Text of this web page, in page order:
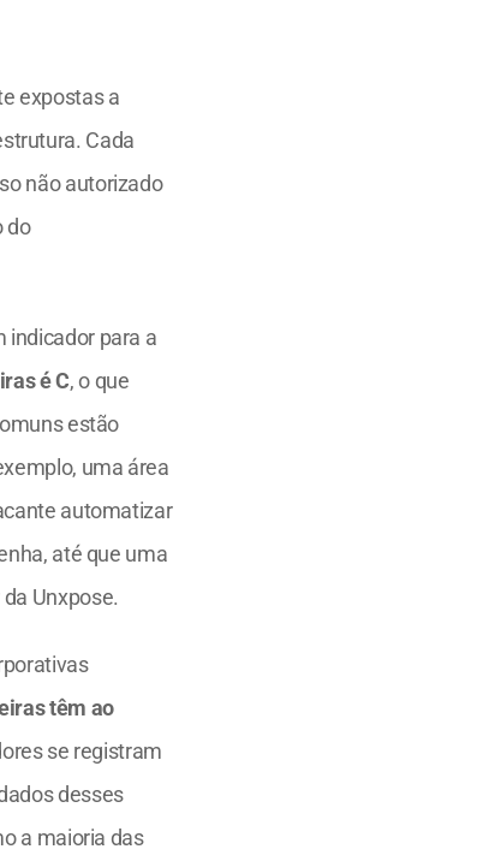
expostas a
Cada
não autorizado
do
indicador para a
é C, o que
estão
uma área
automatizar
até que uma
Unxpose.
têm ao
se registram
desses
a maioria das